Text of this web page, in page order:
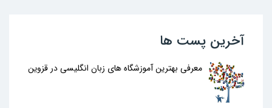
آخرین پست ها
معرفی بهترین آموزشگاه های زبان انگلیسی در قزوین